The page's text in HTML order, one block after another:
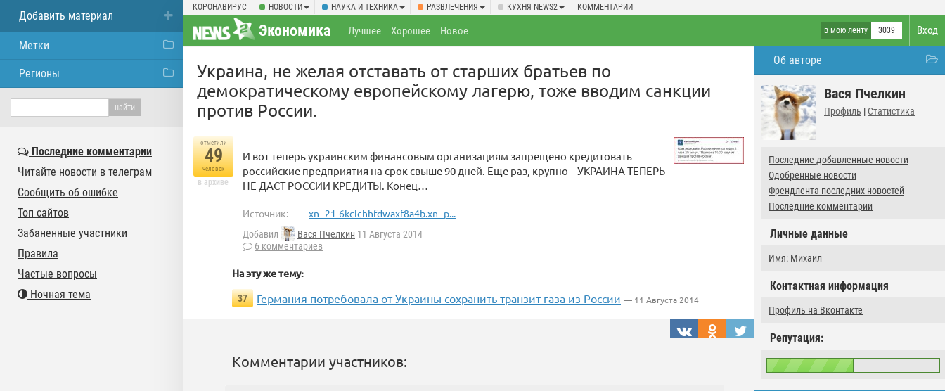
КОРОНАВИРУС НОВОСТИ НАУКА И ТЕХНИКА РАЗВЛЕЧЕНИЯ КУХНЯ NEWS2 КОММЕНТАРИИ
Вход
Экономика в мою ленту 3039
Лучшее Хорошее Новое
Об авторе
Вася Пчелкин
Профиль | Статистика
Последние добавленные новости
Одобренные новости
Френдлента последних новостей
Последние комментарии
Личные данные
Имя: Михаил
Контактная информация
Профиль на Вконтакте
Репутация:
Украина, не желая отставать от старших братьев по
демократическому европейскому лагерю, тоже вводим санкции
против России.
отметили
49
человек
в архиве
И вот теперь украинским финансовым организациям запрещено кредитовать
российские предприятия на срок свыше 90 дней. Еще раз, крупно – УКРАИНА ТЕПЕРЬ
НЕ ДАСТ РОССИИ КРЕДИТЫ. Конец…
Источник: xn--21-6kcichhfdwaxf8a4b.xn--p...
Добавил Вася Пчелкин 11 Августа 2014
6 комментариев
На эту же тему:
37 Германия потребовала от Украины сохранить транзит газа из России — 11 Августа 2014
Комментарии участников:
Добавить материал
Метки
Регионы
Последние комментарии
Читайте новости в телеграм
Сообщить об ошибке
Топ сайтов
Забаненные участники
Правила
Частые вопросы
Ночная тема